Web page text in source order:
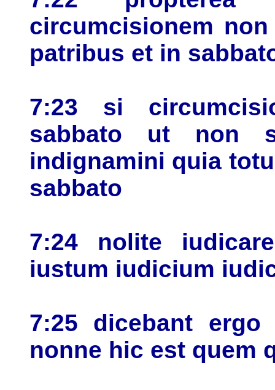
circumcisionem
patribus et in
7:23 si
sabbato ut non
indignamini quia
sabbato
7:24 nolite
iustum iudicium
7:25 dicebant ergo
nonne hic est quem